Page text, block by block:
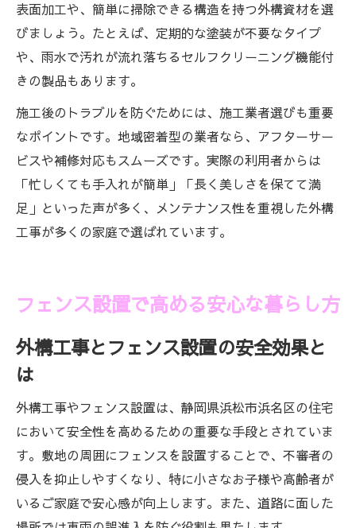
表面加工や、簡単に掃除できる構造を持つ外構資材を選
びましょう。たとえば、定期的な塗装が不要なタイプ
や、雨水で汚れが流れ落ちるセルフクリーニング機能付
きの製品もあります。
施工後のトラブルを防ぐためには、施工業者選びも重要
なポイントです。地域密着型の業者なら、アフターサー
ビスや補修対応もスムーズです。実際の利用者からは
「忙しくても手入れが簡単」「長く美しさを保てて満
足」といった声が多く、メンテナンス性を重視した外構
工事が多くの家庭で選ばれています。
フェンス設置で高める安心な暮らし方
外構工事とフェンス設置の安全効果と
は
外構工事やフェンス設置は、静岡県浜松市浜名区の住宅
において安全性を高めるための重要な手段とされていま
す。敷地の周囲にフェンスを設置することで、不審者の
侵入を抑止しやすくなり、特に小さなお子様や高齢者が
いるご家庭で安心感が向上します。また、道路に面した